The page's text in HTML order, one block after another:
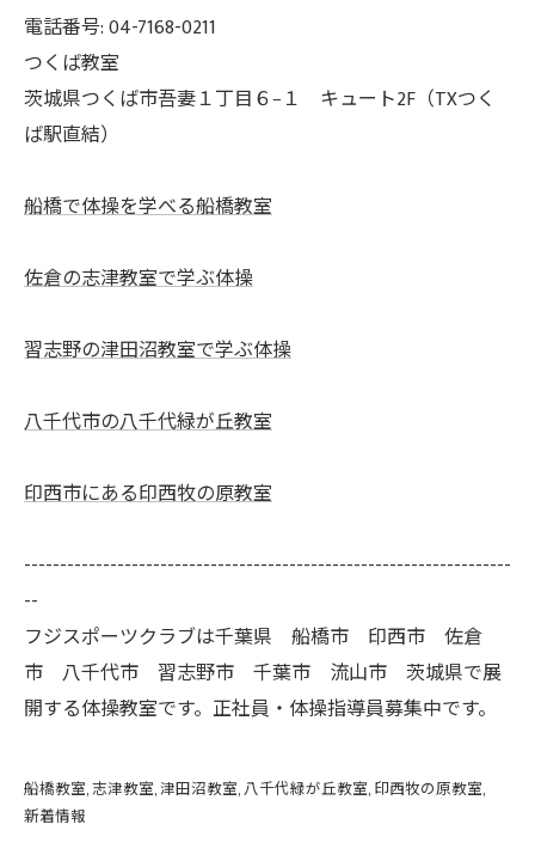
電話番号: 04-7168-0211
つくば教室
茨城県つくば市吾妻１丁目６−１ キュート2F（TXつく
ば駅直結）
船橋で体操を学べる船橋教室
佐倉の志津教室で学ぶ体操
習志野の津田沼教室で学ぶ体操
八千代市の八千代緑が丘教室
印西市にある印西牧の原教室
--------------------------------------------------------------------
--
フジスポーツクラブは千葉県 船橋市 印西市 佐倉
市 八千代市 習志野市 千葉市 流山市 茨城県で展
開する体操教室です。正社員・体操指導員募集中です。
船橋教室 志津教室 津田沼教室 八千代緑が丘教室 印西牧の原教室
新着情報